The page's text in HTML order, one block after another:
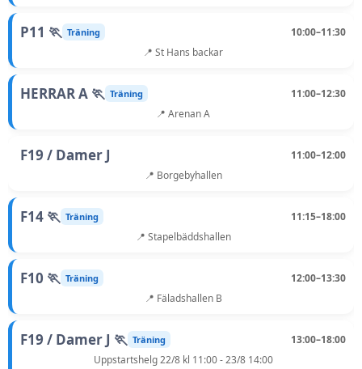
P11 🏃 Träning
10:00–11:30
📍 St Hans backar
HERRAR A 🏃 Träning
11:00–12:30
📍 Arenan A
F19 / Damer J
11:00–12:00
📍 Borgebyhallen
F14 🏃 Träning
11:15–18:00
📍 Stapelbäddshallen
F10 🏃 Träning
12:00–13:30
📍 Fäladshallen B
F19 / Damer J 🏃 Träning
13:00–18:00
Uppstartshelg 22/8 kl 11:00 - 23/8 14:00